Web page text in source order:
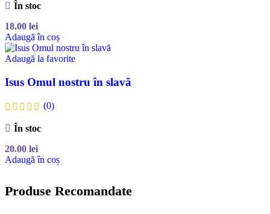
În stoc
18.00 lei
Adaugă în coș
Adaugă la favorite
Isus Omul nostru în slavă
(0)
În stoc
20.00 lei
Adaugă în coș
Produse Recomandate